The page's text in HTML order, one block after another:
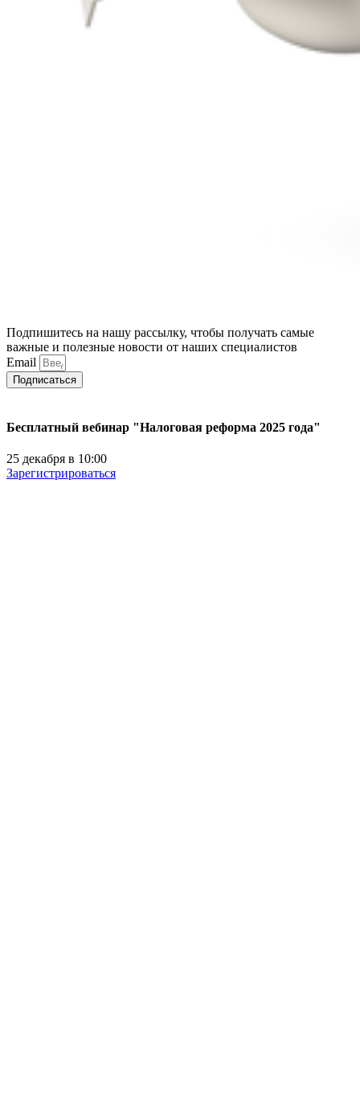
Подпишитесь на нашу рассылку, чтобы получать самые
важные и полезные новости от наших специалистов
Email
Подписаться
Бесплатный вебинар "Налоговая реформа 2025 года"
25 декабря в 10:00
Зарегистрироваться